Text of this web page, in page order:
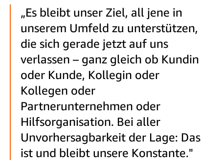
„Es bleibt unser Ziel, all jene in
unserem Umfeld zu unterstützen,
die sich gerade jetzt auf uns
verlassen – ganz gleich ob Kundin
oder Kunde, Kollegin oder
Kollegen oder
Partnerunternehmen oder
Hilfsorganisation. Bei aller
Unvorhersagbarkeit der Lage: Das
ist und bleibt unsere Konstante."